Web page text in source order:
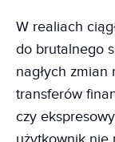
W realiach
do brutalnego
nagłych
transferów
czy